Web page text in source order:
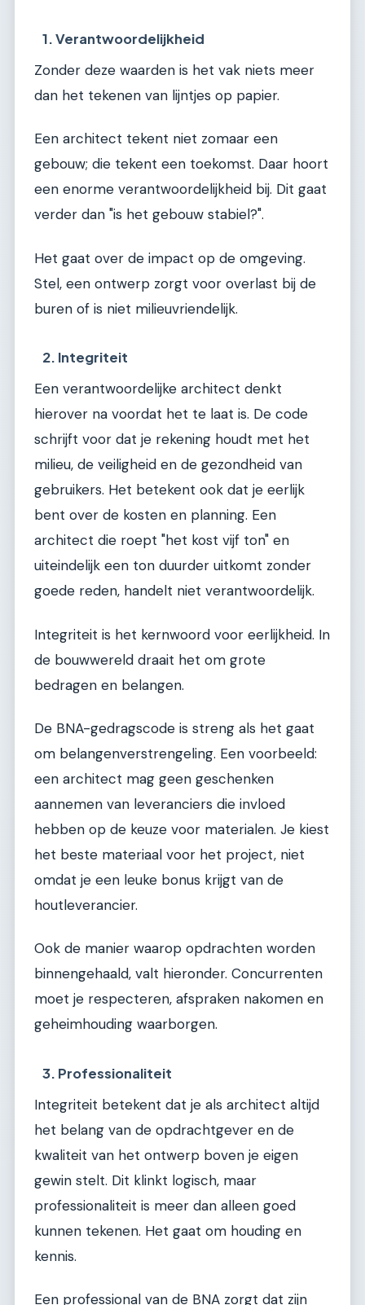
1. Verantwoordelijkheid
Zonder deze waarden is het vak niets meer
dan het tekenen van lijntjes op papier.
Een architect tekent niet zomaar een
gebouw; die tekent een toekomst. Daar hoort
een enorme verantwoordelijkheid bij. Dit gaat
verder dan "is het gebouw stabiel?".
Het gaat over de impact op de omgeving.
Stel, een ontwerp zorgt voor overlast bij de
buren of is niet milieuvriendelijk.
2. Integriteit
Een verantwoordelijke architect denkt
hierover na voordat het te laat is. De code
schrijft voor dat je rekening houdt met het
milieu, de veiligheid en de gezondheid van
gebruikers. Het betekent ook dat je eerlijk
bent over de kosten en planning. Een
architect die roept "het kost vijf ton" en
uiteindelijk een ton duurder uitkomt zonder
goede reden, handelt niet verantwoordelijk.
Integriteit is het kernwoord voor eerlijkheid. In
de bouwwereld draait het om grote
bedragen en belangen.
De BNA-gedragscode is streng als het gaat
om belangenverstrengeling. Een voorbeeld:
een architect mag geen geschenken
aannemen van leveranciers die invloed
hebben op de keuze voor materialen. Je kiest
het beste materiaal voor het project, niet
omdat je een leuke bonus krijgt van de
houtleverancier.
Ook de manier waarop opdrachten worden
binnengehaald, valt hieronder. Concurrenten
moet je respecteren, afspraken nakomen en
geheimhouding waarborgen.
3. Professionaliteit
Integriteit betekent dat je als architect altijd
het belang van de opdrachtgever en de
kwaliteit van het ontwerp boven je eigen
gewin stelt. Dit klinkt logisch, maar
professionaliteit is meer dan alleen goed
kunnen tekenen. Het gaat om houding en
kennis.
Een professional van de BNA zorgt dat zijn